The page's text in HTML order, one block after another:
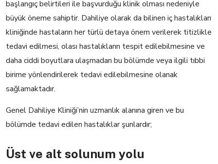
başlangıç belirtileri ile başvurduğu klinik olması nedeniyle
büyük öneme sahiptir. Dahiliye olarak da bilinen iç hastalıkları
kliniğinde hastaların her türlü detaya önem verilerek titizlikle
tedavi edilmesi, olası hastalıkların tespit edilebilmesine ve
daha ciddi boyutlara ulaşmadan bu bölümde veya ilgili tıbbi
birime yönlendirilerek tedavi edilebilmesine olanak
sağlamaktadır.
Genel Dahiliye Kliniği’nin uzmanlık alanına giren ve bu
bölümde tedavi edilen hastalıklar şunlardır;
Üst ve alt solunum yolu